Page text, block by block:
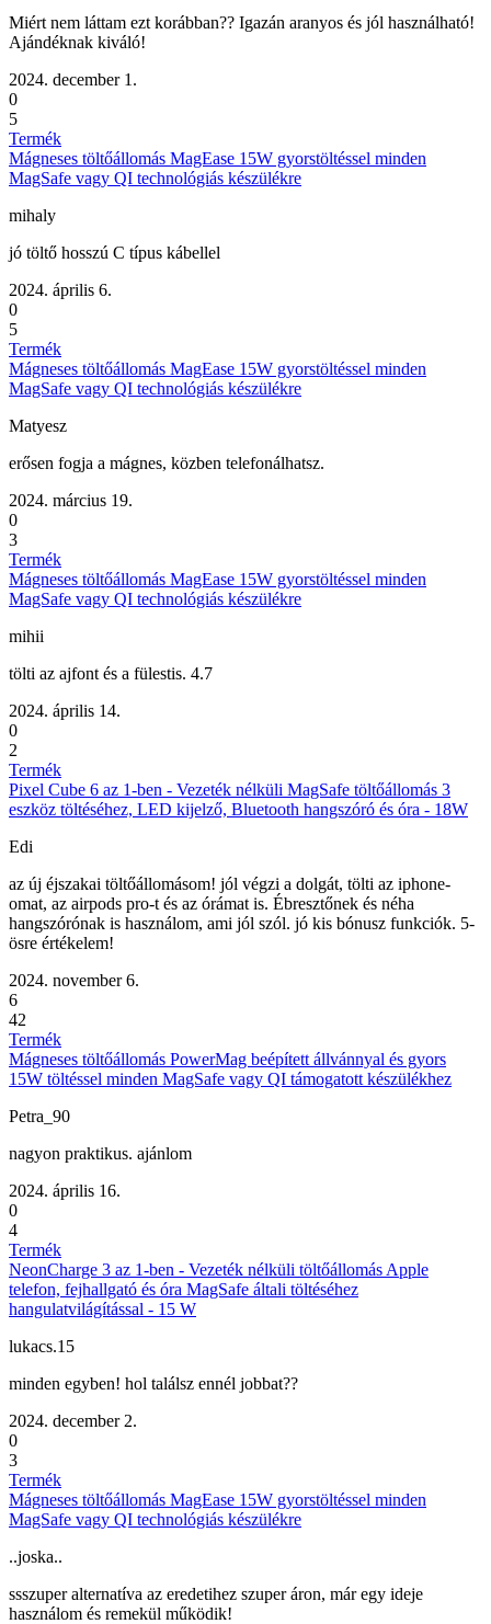
Miért nem láttam ezt korábban?? Igazán aranyos és jól használható!
Ajándéknak kiváló!
2024. december 1.
0
5
Termék
Mágneses töltőállomás MagEase 15W gyorstöltéssel minden
MagSafe vagy QI technológiás készülékre
mihaly
jó töltő hosszú C típus kábellel
2024. április 6.
0
5
Termék
Mágneses töltőállomás MagEase 15W gyorstöltéssel minden
MagSafe vagy QI technológiás készülékre
Matyesz
erősen fogja a mágnes, közben telefonálhatsz.
2024. március 19.
0
3
Termék
Mágneses töltőállomás MagEase 15W gyorstöltéssel minden
MagSafe vagy QI technológiás készülékre
mihii
tölti az ajfont és a fülestis. 4.7
2024. április 14.
0
2
Termék
Pixel Cube 6 az 1-ben - Vezeték nélküli MagSafe töltőállomás 3
eszköz töltéséhez, LED kijelző, Bluetooth hangszóró és óra - 18W
Edi
az új éjszakai töltőállomásom! jól végzi a dolgát, tölti az iphone-
omat, az airpods pro-t és az órámat is. Ébresztőnek és néha
hangszórónak is használom, ami jól szól. jó kis bónusz funkciók. 5-
ösre értékelem!
2024. november 6.
6
42
Termék
Mágneses töltőállomás PowerMag beépített állvánnyal és gyors
15W töltéssel minden MagSafe vagy QI támogatott készülékhez
Petra_90
nagyon praktikus. ajánlom
2024. április 16.
0
4
Termék
NeonCharge 3 az 1-ben - Vezeték nélküli töltőállomás Apple
telefon, fejhallgató és óra MagSafe általi töltéséhez
hangulatvilágítással - 15 W
lukacs.15
minden egyben! hol találsz ennél jobbat??
2024. december 2.
0
3
Termék
Mágneses töltőállomás MagEase 15W gyorstöltéssel minden
MagSafe vagy QI technológiás készülékre
..joska..
ssszuper alternatíva az eredetihez szuper áron, már egy ideje
használom és remekül működik!